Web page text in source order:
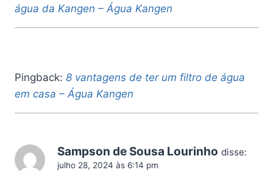
água da Kangen – Água Kangen
Pingback: 8 vantagens de ter um filtro de água
em casa – Água Kangen
Sampson de Sousa Lourinho disse:
julho 28, 2024 às 6:14 pm